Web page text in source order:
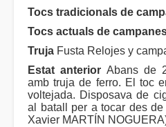
Tocs tradicionals de
Tocs actuals de
Truja Fusta Relojes y
Estat anterior Abans de
amb truja de ferro. El toc
voltejada. Disposava de
al batall per a tocar des
Xavier MARTÍN